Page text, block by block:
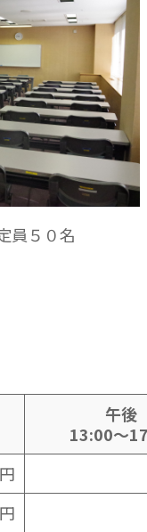
５０名
午後
13:00～